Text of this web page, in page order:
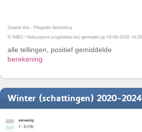
alle tellingen, positief gemiddelde
berekening
Winter (schattingen) 2020-2024